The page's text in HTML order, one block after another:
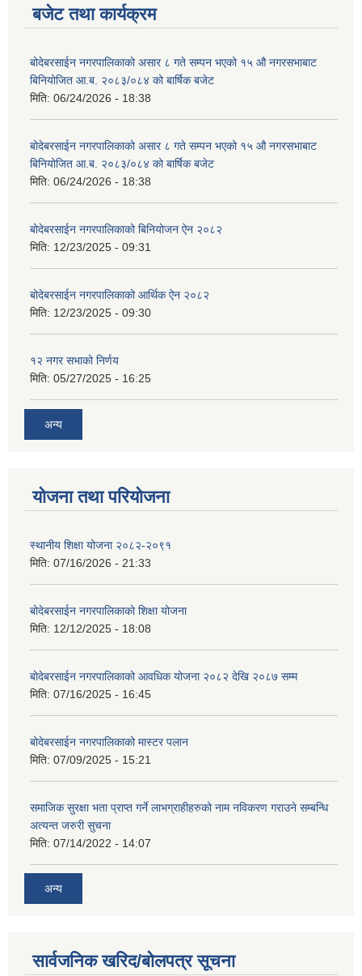
बजेट तथा कार्यक्रम
बोदेबरसाईन नगरपालिकाको असार ८ गते सम्पन भएको १५ ‍‍‍औ नगरसभाबाट
बिनियोजित आ.ब. २०८३/०८४ को बार्षिक बजेट
मिति: 06/24/2026 - 18:38
बोदेबरसाईन नगरपालिकाको असार ८ गते सम्पन भएको १५ ‍‍‍औ नगरसभाबाट
बिनियोजित आ.ब. २०८३/०८४ को बार्षिक बजेट
मिति: 06/24/2026 - 18:38
बोदेबरसाईन नगरपालिकाको बिनियोजन ऐन २०८२
मिति: 12/23/2025 - 09:31
बोदेबरसाईन नगरपालिकाको आर्थिक ऐन २०८२
मिति: 12/23/2025 - 09:30
१२ नगर सभाको निर्णय
मिति: 05/27/2025 - 16:25
अन्य
योजना तथा परियोजना
स्थानीय शिक्षा योजना २०८२-२०९१
मिति: 07/16/2026 - 21:33
बोदेबरसाईन नगरपालिकाको शिक्षा योजना
मिति: 12/12/2025 - 18:08
बोदेबरसाईन नगरपालिकाको आवधिक योजना २०८२ देखि २०८७ सम्म
मिति: 07/16/2025 - 16:45
बोदेबरसाईन नगरपालिकाको मास्टर पलान
मिति: 07/09/2025 - 15:21
समाजिक सुरक्षा भता प्राप्त गर्ने लाभग्राहीहरुको नाम नविकरण गराउने सम्बन्धि
अत्यन्त जरुरी सुचना
मिति: 07/14/2022 - 14:07
अन्य
सार्वजनिक खरिद/बोलपत्र सूचना